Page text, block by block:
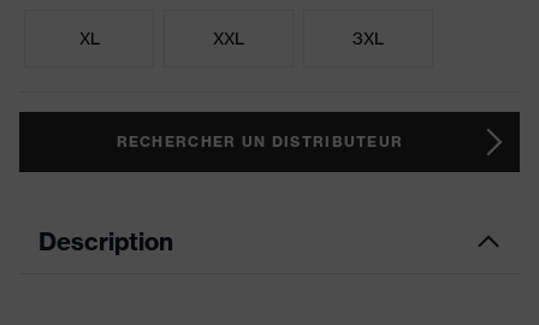
XL XXL 3XL
RECHERCHER UN DISTRIBUTEUR
Description